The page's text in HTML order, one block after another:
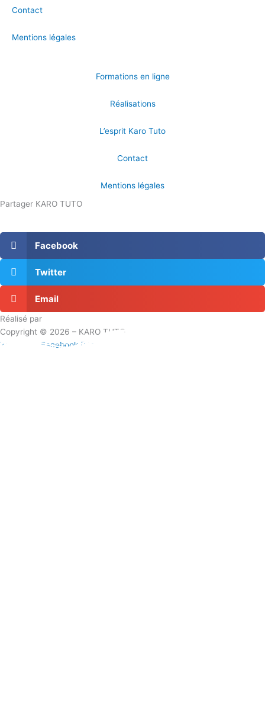
Contact
Mentions légales
Formations en ligne
Réalisations
L’esprit Karo Tuto
Contact
Mentions légales
Partager KARO TUTO
Facebook
Twitter
Email
Réalisé par
Copyright © 2026 – KARO TUTO
Youtube
Facebook Instagram